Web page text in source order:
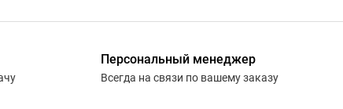
Персональный менеджер
Всегда на связи по вашему заказу